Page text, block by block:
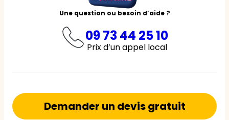
Une question ou besoin d’aide ?
09 73 44 25 10
Prix d’un appel local
Demander un devis gratuit